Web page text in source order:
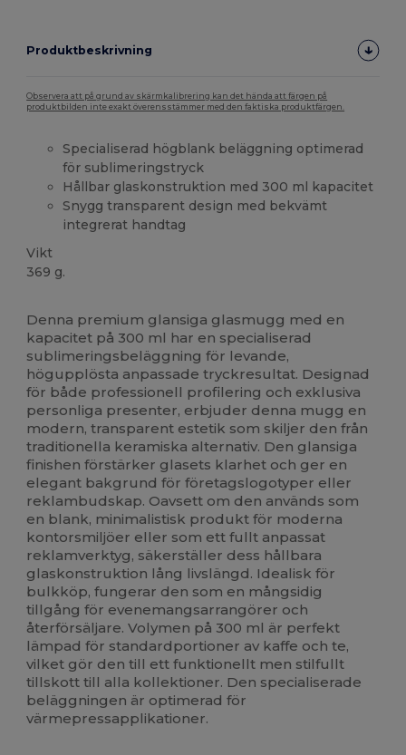
Produktbeskrivning
Observera att på grund av skärmkalibrering kan det hända att färgen på
produktbilden inte exakt överensstämmer med den faktiska produktfärgen.
Specialiserad högblank beläggning optimerad
för sublimeringstryck
Hållbar glaskonstruktion med 300 ml kapacitet
Snygg transparent design med bekvämt
integrerat handtag
Vikt
369 g.
Denna premium glansiga glasmugg med en
kapacitet på 300 ml har en specialiserad
sublimeringsbeläggning för levande,
högupplösta anpassade tryckresultat. Designad
för både professionell profilering och exklusiva
personliga presenter, erbjuder denna mugg en
modern, transparent estetik som skiljer den från
traditionella keramiska alternativ. Den glansiga
finishen förstärker glasets klarhet och ger en
elegant bakgrund för företagslogotyper eller
reklambudskap. Oavsett om den används som
en blank, minimalistisk produkt för moderna
kontorsmiljöer eller som ett fullt anpassat
reklamverktyg, säkerställer dess hållbara
glaskonstruktion lång livslängd. Idealisk för
bulkköp, fungerar den som en mångsidig
tillgång för evenemangsarrangörer och
återförsäljare. Volymen på 300 ml är perfekt
lämpad för standardportioner av kaffe och te,
vilket gör den till ett funktionellt men stilfullt
tillskott till alla kollektioner. Den specialiserade
beläggningen är optimerad för
värmepressapplikationer.